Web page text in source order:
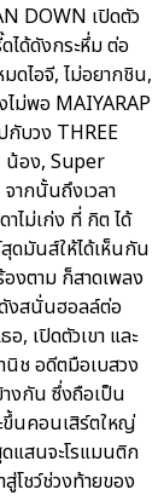
DOWN เปิดตัว
ได้ดังกระหึ่ม ต่อ
ดไอจี, ไม่อยากชิน,
ม่พอ MAIYARAP
กับวง THREE
น้อง, Super
ากนั้นถึงเวลา
าไม่เก่ง ที่ กิต ได้
สุดมันส์ให้ได้เห็นกัน
งตาม ก็สาดเพลง
ดังสนั่นฮอลล์ต่อ
อ, เปิดตัวเขา และ
นิช อดีตมือเบสวง
งกัน ซึ่งถือเป็น
ขึ้นคอนเสิร์ตใหญ่
แสนจะโรแมนติก
โชว์ช่วงท้ายของ